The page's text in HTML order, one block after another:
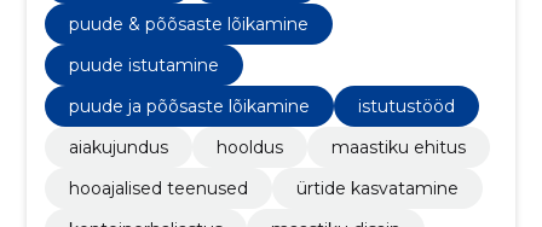
puude & põõsaste lõikamine
puude istutamine
puude ja põõsaste lõikamine
istutustööd
aiakujundus
hooldus
maastiku ehitus
hooajalised teenused
ürtide kasvatamine